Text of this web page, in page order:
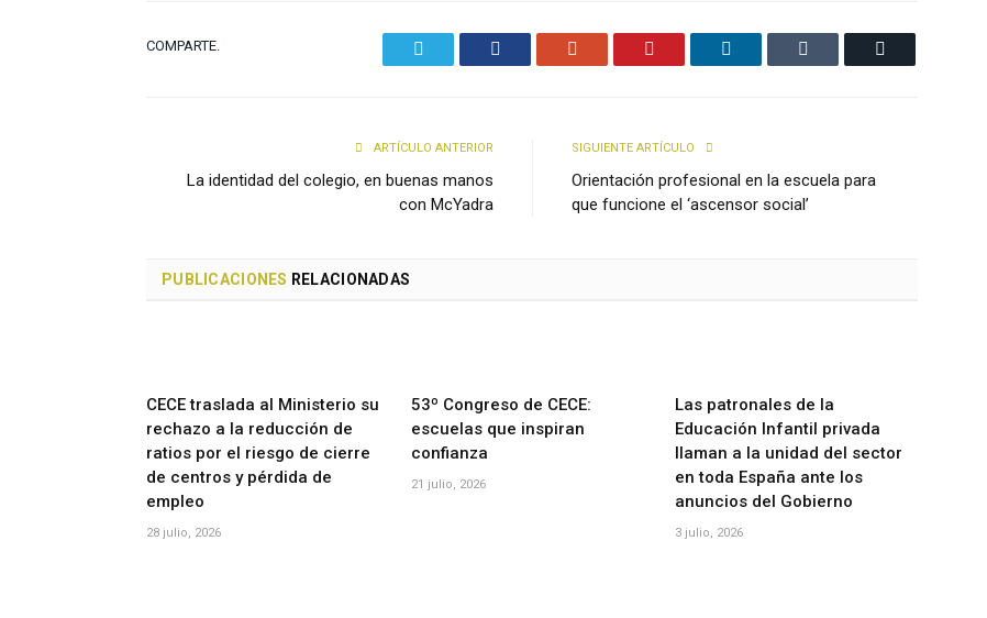
COMPARTE.
ARTÍCULO ANTERIOR
La identidad del colegio, en buenas manos
con McYadra
SIGUIENTE ARTÍCULO
Orientación profesional en la escuela para
que funcione el ‘ascensor social’
PUBLICACIONES RELACIONADAS
CECE traslada al Ministerio su
rechazo a la reducción de
ratios por el riesgo de cierre
de centros y pérdida de
empleo
28 julio, 2026
53º Congreso de CECE:
escuelas que inspiran
confianza
21 julio, 2026
Las patronales de la
Educación Infantil privada
llaman a la unidad del sector
en toda España ante los
anuncios del Gobierno
3 julio, 2026